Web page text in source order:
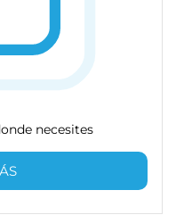
necesites